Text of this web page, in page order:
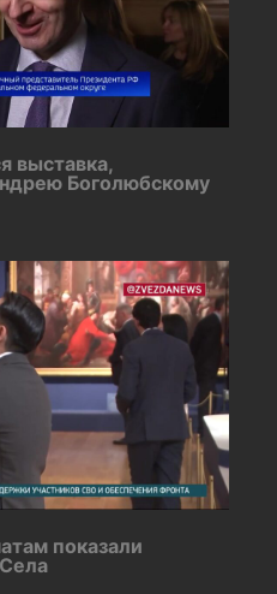
выставка,
Боголюбскому
показали